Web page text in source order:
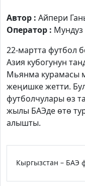
Автор : Айпери
Оператор : Мундуз
22-мартта футбол
Азия кубогунун
Мьянма курамасы
жеңишке жетти.
футболчулары өз
жылы БАЭде өтө
алышты.
Кыргызстан – БАЭ